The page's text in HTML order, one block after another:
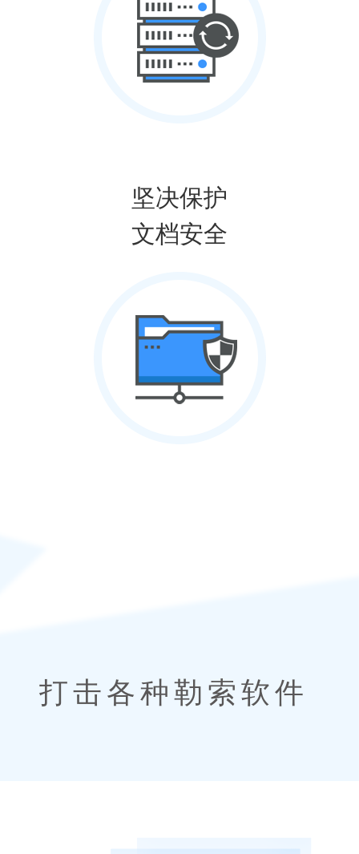
坚决保护
文档安全
打击各种勒索软件